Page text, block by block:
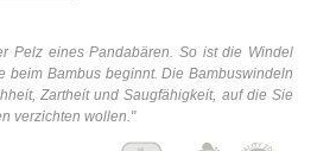
Pelz eines Pandabären. So ist die Windel
beim Bambus beginnt. Die Bambuswindeln
Zartheit und Saugfähigkeit, auf die Sie
verzichten wollen."